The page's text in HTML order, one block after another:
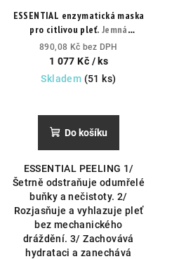
ESSENTIAL enzymatická maska
pro citlivou pleť. Jemná
enzymatická peelingová maska
pro obnovu jasu a hebkosti
pleti.
890,08 Kč bez DPH
1 077 Kč / ks
Skladem (51 ks)
Do košíku
ESSENTIAL PEELING 1/
Šetrně odstraňuje odumřelé
buňky a nečistoty. 2/
Rozjasňuje a vyhlazuje pleť
bez mechanického
dráždění. 3/ Zachovává
hydrataci a zanechává